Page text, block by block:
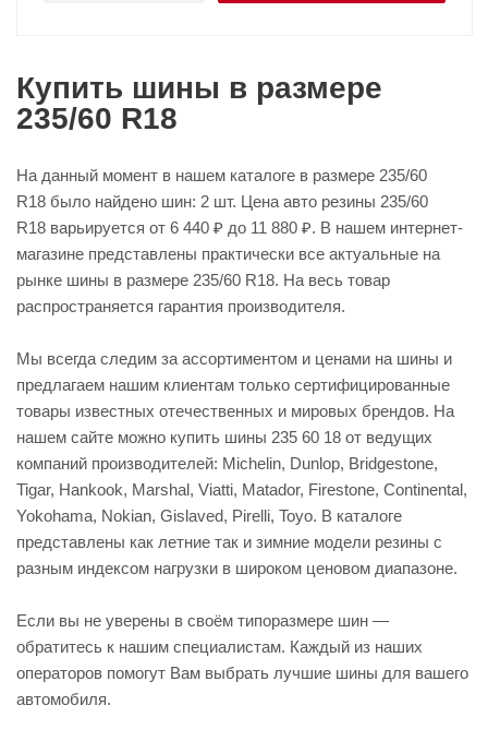
Купить шины в размере
235/60 R18
На данный момент в нашем каталоге в размере 235/60
R18 было найдено шин: 2 шт. Цена авто резины 235/60
R18 варьируется от 6 440 ₽ до 11 880 ₽. В нашем интернет-
магазине представлены практически все актуальные на
рынке шины в размере 235/60 R18. На весь товар
распространяется гарантия производителя.
Мы всегда следим за ассортиментом и ценами на шины и
предлагаем нашим клиентам только сертифицированные
товары известных отечественных и мировых брендов. На
нашем сайте можно купить шины 235 60 18 от ведущих
компаний производителей: Michelin, Dunlop, Bridgestone,
Tigar, Hankook, Marshal, Viatti, Matador, Firestone, Continental,
Yokohama, Nokian, Gislaved, Pirelli, Toyo. В каталоге
представлены как летние так и зимние модели резины с
разным индексом нагрузки в широком ценовом диапазоне.
Если вы не уверены в своём типоразмере шин —
обратитесь к нашим специалистам. Каждый из наших
операторов помогут Вам выбрать лучшие шины для вашего
автомобиля.